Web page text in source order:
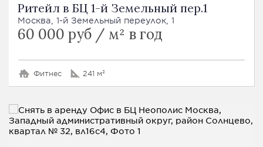
Ритейл в БЦ 1-й Земельный пер.1
Москва, 1-й Земельный переулок, 1
60 000 руб / м² в год
Фитнес 241 м²